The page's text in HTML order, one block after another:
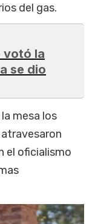
del gas.
votó la
se dio
mesa los
el oficialismo